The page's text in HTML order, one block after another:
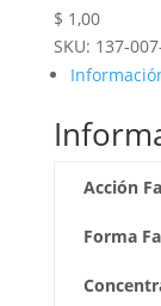
$ 1,00
SKU: 137-
Acción
Forma